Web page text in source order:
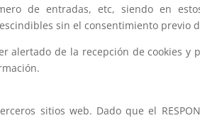
de entradas, etc, siendo en
sin el consentimiento previo
alertado de la recepción de cookies
sitios web. Dado que el